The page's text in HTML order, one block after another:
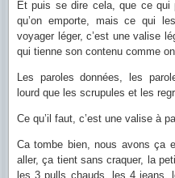
Et puis se dire cela, que ce qui
qu’on emporte, mais ce qui
voyager léger, c’est une valise
qui tienne son contenu comme
Les paroles données, les
lourd que les scrupules et les
Ce qu’il faut, c’est une valise à
Ca tombe bien, nous avons ça
aller, ça tient sans craquer, la
les 3 pulls chauds, les 4